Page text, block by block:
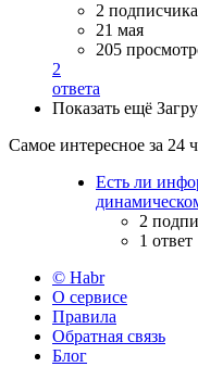
2 подписчика
21 мая
205
2
ответа
Показать ещё
Самое интересное за 24
Есть ли
2
1 ответ
© Habr
О сервисе
Правила
Обратная связь
Блог